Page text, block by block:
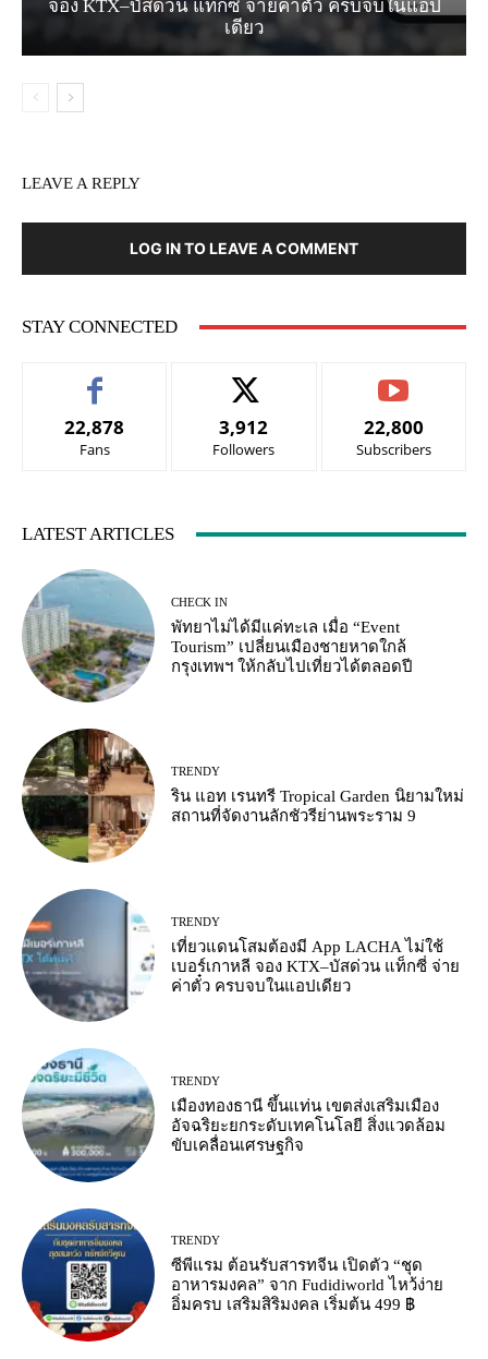
จอง KTX–บัสด่วน แท็กซี่ จ่ายค่าตั๋ว ครบจบในแอป
เดียว
LEAVE A REPLY
LOG IN TO LEAVE A COMMENT
STAY CONNECTED
22,878
Fans
3,912
Followers
22,800
Subscribers
LATEST ARTICLES
CHECK IN
พัทยาไม่ได้มีแค่ทะเล เมื่อ “Event
Tourism” เปลี่ยนเมืองชายหาดใกล้
กรุงเทพฯ ให้กลับไปเที่ยวได้ตลอดปี
TRENDY
ริน แอท เรนทรี Tropical Garden นิยามใหม่
สถานที่จัดงานลักชัวรีย่านพระราม 9
TRENDY
เที่ยวแดนโสมต้องมี App LACHA ไม่ใช้
เบอร์เกาหลี จอง KTX–บัสด่วน แท็กซี่ จ่าย
ค่าตั๋ว ครบจบในแอปเดียว
TRENDY
เมืองทองธานี ขึ้นแท่น เขตส่งเสริมเมือง
อัจฉริยะยกระดับเทคโนโลยี สิ่งแวดล้อม
ขับเคลื่อนเศรษฐกิจ
TRENDY
ซีพีแรม ต้อนรับสารทจีน เปิดตัว “ชุด
อาหารมงคล” จาก Fudidiworld ไหว้ง่าย
อิ่มครบ เสริมสิริมงคล เริ่มต้น 499 ฿